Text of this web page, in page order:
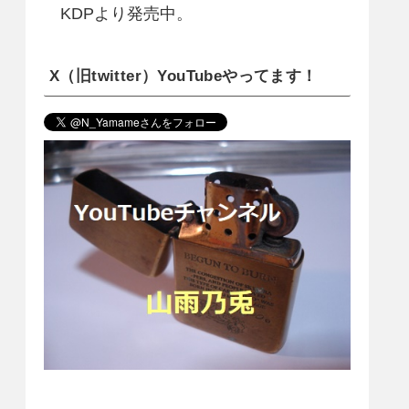
KDPより発売中。
X（旧twitter）YouTubeやってます！